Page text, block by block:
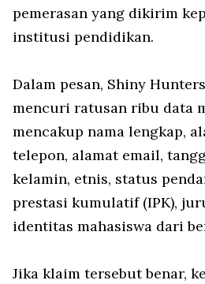
pemerasan yang dikirim
institusi pendidikan.
Dalam pesan, Shiny
mencuri ratusan ribu data
mencakup nama lengkap,
telepon, alamat email,
kelamin, etnis, status
prestasi kumulatif (IPK),
identitas mahasiswa dari
Jika klaim tersebut benar,